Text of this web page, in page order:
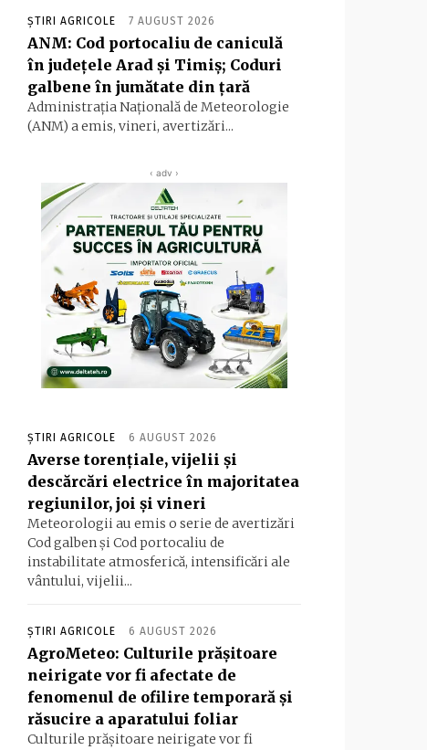
ȘTIRI AGRICOLE 7 AUGUST 2026
ANM: Cod portocaliu de caniculă
în judeţele Arad şi Timiş; Coduri
galbene în jumătate din ţară
Administraţia Naţională de Meteorologie
(ANM) a emis, vineri, avertizări...
‹ adv ›
ȘTIRI AGRICOLE 6 AUGUST 2026
Averse torențiale, vijelii și
descărcări electrice în majoritatea
regiunilor, joi și vineri
Meteorologii au emis o serie de avertizări
Cod galben și Cod portocaliu de
instabilitate atmosferică, intensificări ale
vântului, vijelii...
ȘTIRI AGRICOLE 6 AUGUST 2026
AgroMeteo: Culturile prăşitoare
neirigate vor fi afectate de
fenomenul de ofilire temporară şi
răsucire a aparatului foliar
Culturile prășitoare neirigate vor fi